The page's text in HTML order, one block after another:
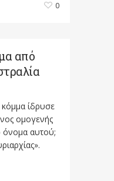
0
από
ίδρυσε
ομογενής
όνομα αυτού;